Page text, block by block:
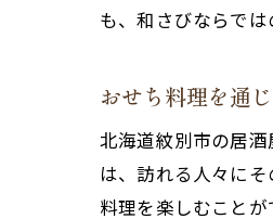
も、和さびならでは
おせち料理を通
北海道紋別市の居
は、訪れる人々に
料理を楽しむこと